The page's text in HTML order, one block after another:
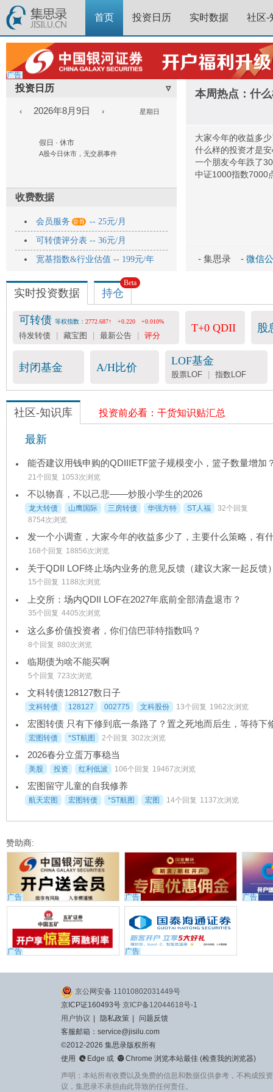
首页 投资日历 实时数据 社区-
广告
投资日历 ▿
‹ 2026年8月9日 › 星期日
假日 · 休市
A股今日休市，无交易事件
收费数据
会员服务  -- 25元/月
可转债评分表 -- 36元/月
宽基指数&行业估值 -- 199元/年
本周热点：什
大家今年的收益多
什么样的投资才是
一个朋友今年跌了
中证1000指数7000
- 集思录 - 微信
实时投资数据 持仓
Beta
可转债 等权指数： 2772.687↑ +0.220 +0.010%
待发转债 藏宝图 最新公告 评分
T+0 QDII 股
封闭基金 A/H比价
LOF基金
股票LOF | 指数LOF
社区-知识库 投资前必看：干货知识贴汇总
最新
能否建议用钱申购的QDIIIETF篮子规模变小，篮子数量增加
21个回复 1053次浏览
不以物喜，不以己悲——炒股小学生的2026
龙大转债 山鹰国际 三房转债 华强方特 ST人福
32个回复
8754次浏览
168个回复 18856次浏览
关于QDII LOF终止场内业务的意见反馈（建议大家一起反馈
15个回复 1188次浏览
上交所：场内QDII LOF在2027年底前全部清盘退市？
35个回复 4405次浏览
这么多价值投资者，你们信巴菲特指数吗？
8个回复 880次浏览
临期债为啥不能买啊
5个回复 723次浏览
文科转债128127数日子
文科转债 128127 002775 文科股份 13个回复 1962次浏览
宏图转债 *ST航图 2个回复 302次浏览
2026春分立蛋万事稳当
美股 投资 红利低波 106个回复 19467次浏览
宏图留守儿童的自我修养
航天宏图 宏图转债 *ST航图 宏图 14个回复 1137次浏览
赞助商:
广告 广告 广告
广告 广告
京公网安备 11010802031449号
京ICP证160493号 京ICP备12044618号-1
用户协议
隐私政策
问题反馈
客服邮箱：service@jisilu.com
©2012-2026 集思录版权所有
使用
 Edge 或 Chrome 浏览本站最佳 (检查我的浏览器)
声明：本站所有收费以及免费的信息和数据仅供参考，不构成投
议，集思录不承担由此导致的任何责任。